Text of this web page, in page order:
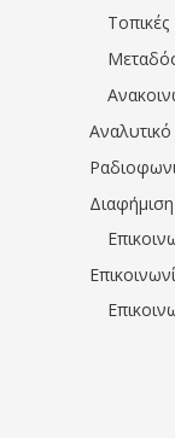
Τοπικές
Διαφήμιση